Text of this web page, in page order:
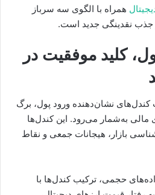
همراه با الگوی سه سرباز
جذب نقدینگی جدید است.
کلید موفقیت در
نشان‌دهنده ورود پول، برگ
مالی به‌شمار می‌رود. این کندل‌ها
بازار، هیجانات جمعی و نقاط
حجمی، ترکیب کندل‌ها با